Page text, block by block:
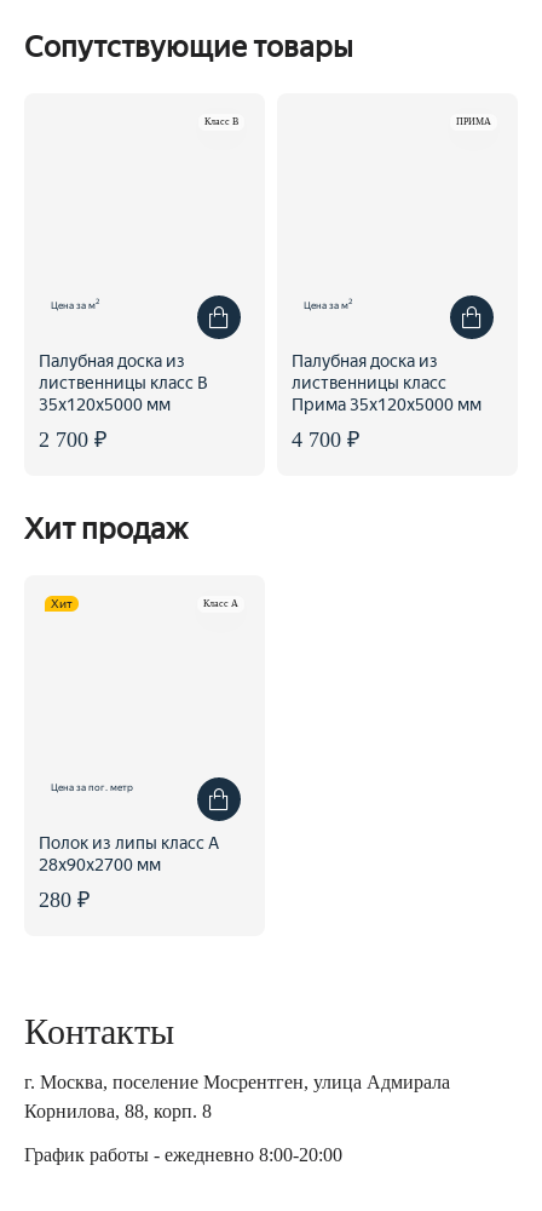
Сопутствующие товары
Класс B
Цена за м2
Палубная доска из
лиственницы класс В
35x120x5000 мм
2 700 ₽
ПРИМА
Цена за м2
Палубная доска из
лиственницы класс
Прима 35x120x5000 мм
4 700 ₽
Хит продаж
Класс A
Хит
Цена за пог. метр
Полок из липы класс А
28x90x2700 мм
280 ₽
Контакты
г. Москва, поселение Мосрентген, улица Адмирала
Корнилова, 88, корп. 8
График работы - ежедневно 8:00-20:00